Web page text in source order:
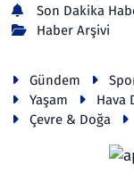
Son Dakika
Haber Arşivi
Gündem
Yaşam
Hava
Çevre & Doğa